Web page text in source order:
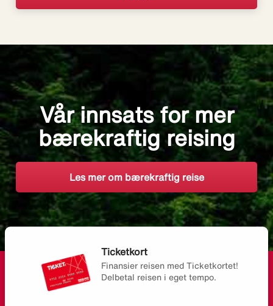
Vår innsats for mer
bærekraftig reising
Les mer om bærekraftig reise
Ticketkort
Finansier reisen med Ticketkortet!
Delbetal reisen i eget tempo.